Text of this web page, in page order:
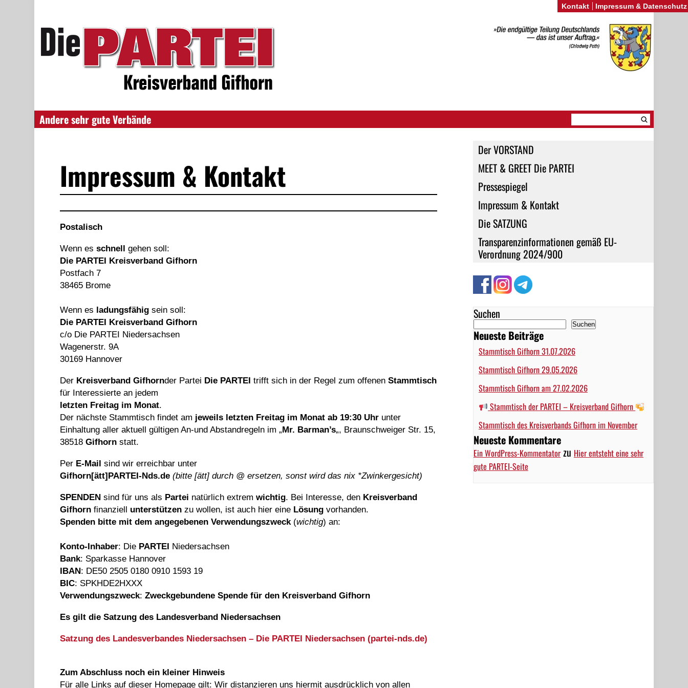
Andere sehr gute Verbände
Der VORSTAND
MEET & GREET Die PARTEI
Pressespiegel
Impressum & Kontakt
Die SATZUNG
Transparenzinformationen gemäß EU-
Verordnung 2024/900
Suchen
Suchen
Neueste Beiträge
Stammtisch Gifhorn 31.07.2026
Stammtisch Gifhorn 29.05.2026
Stammtisch Gifhorn am 27.02.2026
Stammtisch der PARTEI – Kreisverband Gifhorn
Stammtisch des Kreisverbands Gifhorn im November
Neueste Kommentare
Ein WordPress-Kommentatorzu Hier entsteht eine sehr
gute PARTEI-Seite
Impressum & Kontakt
Postalisch
Wenn es schnellgehen soll:
Die PARTEI Kreisverband Gifhorn
Postfach 7
38465 Brome
Wenn es ladungsfähig sein soll:
Die PARTEI Kreisverband Gifhorn
c/o Die PARTEI Niedersachsen
Wagenerstr. 9A
30169 Hannover
Der Kreisverband Gifhornder Partei Die PARTEI trifft sich in der Regel zum offenenStammtisch
für Interessierte an jedem
letzten Freitag im Monat.
Der nächste Stammtisch findet am jeweils letzten Freitag im Monat ab 19:30 Uhr unter
Einhaltung aller aktuell gültigen An-und Abstandregeln im „Mr. Barman’s„, Braunschweiger Str. 15,
38518Gifhorn statt.
Per E-Mail sind wir erreichbar unter
Gifhorn[ätt]PARTEI-Nds.de (bitte [ätt] durch @ ersetzen, sonst wird das nix *Zwinkergesicht)
SPENDEN sind für uns als Partei natürlich extremwichtig. Bei Interesse, den Kreisverband
Gifhornfinanziell unterstützen zu wollen, ist auch hier eine Lösungvorhanden.
Spenden bitte mit dem angegebenen Verwendungszweck(wichtig) an:
Konto-Inhaber: Die PARTEI Niedersachsen
Bank: Sparkasse Hannover
IBAN: DE50 2505 0180 0910 1593 19
BIC: SPKHDE2HXXX
Verwendungszweck:Zweckgebundene Spende für den Kreisverband Gifhorn
Es gilt die Satzung des Landesverband Niedersachsen
Satzung des Landesverbandes Niedersachsen – Die PARTEI Niedersachsen (partei-nds.de)
Zum Abschluss noch ein kleiner Hinweis
Für alle Links auf dieser Homepage gilt: Wir distanzieren uns hiermit ausdrücklich von allen
Kontakt Impressum & Datenschutz